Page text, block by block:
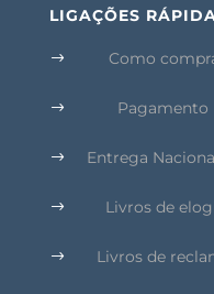
LIGAÇÕES
$ Como
$ Pagamento
$ Entrega
$ Livros de
$ Livros de